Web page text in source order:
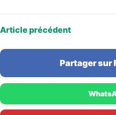
Article précédent
Partager sur